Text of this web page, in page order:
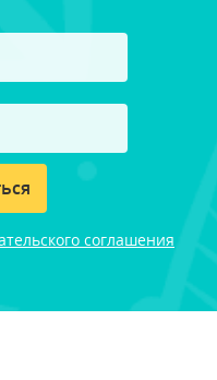
соглашения